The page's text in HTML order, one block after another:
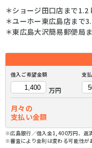
＊ショージ田口店まで1.2
＊ユーホー東広島店まで
＊東広島大沢簡易郵便局
借入ご希望金額
万円
支
月々の
支払い金額
※広島銀行／借入金1,400万円、返
※審査により金利は変わる可能性が